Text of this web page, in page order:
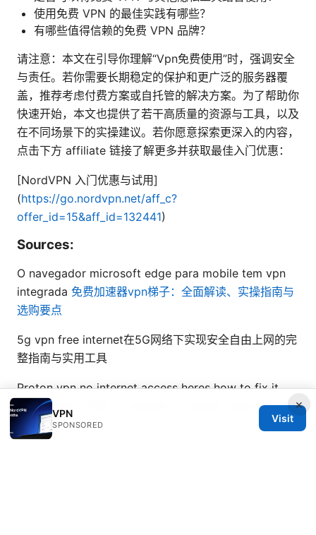
使用免费 VPN 的最佳实践有哪些？
有哪些值得信赖的免费 VPN 品牌？
请注意：本文在引导你理解“Vpn免费使用”时，强调安全
与责任。若你需要长期稳定的保护和更广泛的服务器覆
盖，推荐考虑付费方案或自托管的解决方案。为了帮助你
快速开始，本文也提供了若干高质量的资源与工具，以及
在不同场景下的实操建议。若你愿意探索更深入的内容，
点击下方 affiliate 链接了解更多并获取最佳入门优惠：
[NordVPN 入门优惠与试用]
(https://go.nordvpn.net/aff_c?
offer_id=15&aff_id=132441)
Sources:
O navegador microsoft edge para mobile tem vpn
integrada 免费加速器vpn梯子：全面解读、实操指南与
选购要点
5g vpn free internet在5G网络下实现安全自由上网的完
整指南与实用工具
Proton vpn no internet access heres how to fix it
fast: Proton VPN no internet, fix guide, step-by-step
tips
×
VPN
SPONSORED
Visit